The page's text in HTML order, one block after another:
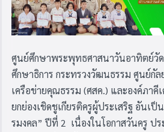
ศูนย์ศึกษาพระพุทธศาสนาวันอาทิตย์วัด
ศึกษาธิการ กระทรวงวัฒนธรรม ศูนย์กั
เครือข่ายคุณธรรม (ศสค.) และองค์ภาคี
ยกย่องเชิดชูเกียรติครูผู้ประเสริฐ อันเ
รมงคล” ปีที่ 2 เนื่องในโอกาสวันครู ปร